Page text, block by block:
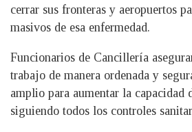
cerrar sus fronteras y aeropuertos
masivos de esa enfermedad.
Funcionarios de Cancillería
trabajo de manera ordenada y
amplio para aumentar la capacidad
siguiendo todos los controles